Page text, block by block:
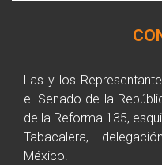
Las y los
el Senado de la
de la Reforma 135,
Tabacalera,
México.